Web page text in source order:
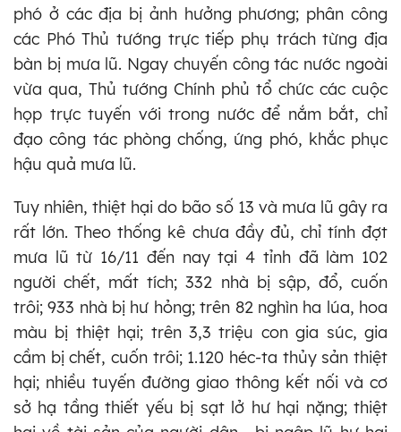
phó ở các địa bị ảnh hưởng phương; phân công
các Phó Thủ tướng trực tiếp phụ trách từng địa
bàn bị mưa lũ. Ngay chuyến công tác nước ngoài
vừa qua, Thủ tướng Chính phủ tổ chức các cuộc
họp trực tuyến với trong nước để nắm bắt, chỉ
đạo công tác phòng chống, ứng phó, khắc phục
hậu quả mưa lũ.
Tuy nhiên, thiệt hại do bão số 13 và mưa lũ gây ra
rất lớn. Theo thống kê chưa đầy đủ, chỉ tính đợt
mưa lũ từ 16/11 đến nay tại 4 tỉnh đã làm 102
người chết, mất tích; 332 nhà bị sập, đổ, cuốn
trôi; 933 nhà bị hư hỏng; trên 82 nghìn ha lúa, hoa
màu bị thiệt hại; trên 3,3 triệu con gia súc, gia
cầm bị chết, cuốn trôi; 1.120 héc-ta thủy sản thiệt
hại; nhiều tuyến đường giao thông kết nối và cơ
sở hạ tầng thiết yếu bị sạt lở hư hại nặng; thiệt